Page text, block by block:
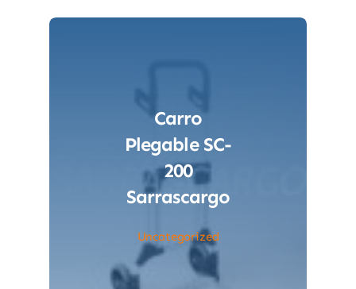
Carro
Plegable SC-
200
Sarrascargo
Uncategorized